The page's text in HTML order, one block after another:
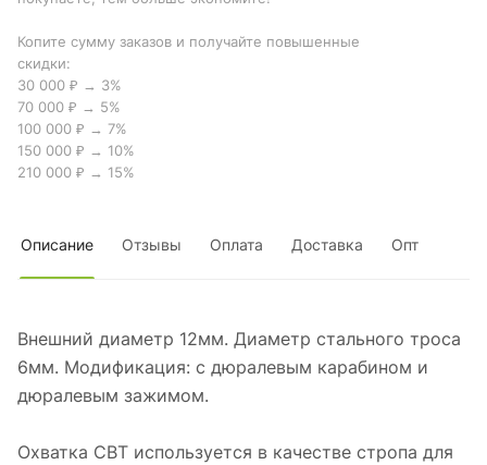
Копите сумму заказов и получайте повышенные
скидки:
30 000 ₽ → 3%
70 000 ₽ → 5%
100 000 ₽ → 7%
150 000 ₽ → 10%
210 000 ₽ → 15%
Описание Отзывы Оплата Доставка Опт
Внешний диаметр 12мм. Диаметр стального троса
6мм. Модификация: с дюралевым карабином и
дюралевым зажимом.
Охватка СВТ используется в качестве стропа для